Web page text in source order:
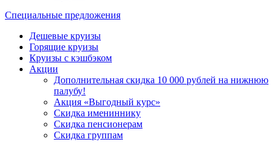
Специальные предложения
Дешевые круизы
Горящие круизы
Круизы с кэшбэком
Акции
Дополнительная скидка 10 000 рублей на нижнюю
палубу!
Акция «Выгодный курс»
Скидка имениннику
Скидка пенсионерам
Скидка группам